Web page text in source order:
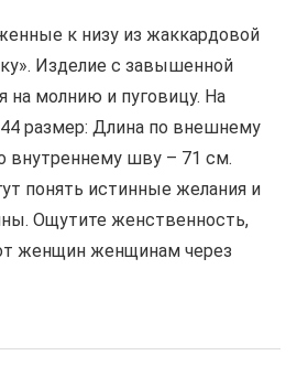
к низу из жаккардовой
Изделие с завышенной
на молнию и пуговицу. На
размер: Длина по внешнему
внутреннему шву – 71 см.
понять истинные желания и
Ощутите женственность,
женщин женщинам через